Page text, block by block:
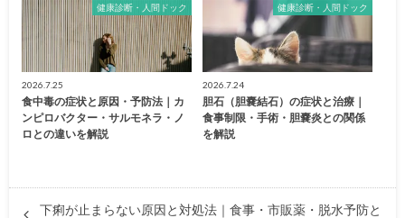
健康診断・人間ドック
2026.7.25
食中毒の症状と原因・予防法｜カ
ンピロバクター・サルモネラ・ノ
ロとの違いを解説
健康診断・人間ドック
2026.7.24
胆石（胆嚢結石）の症状と治療｜
食事制限・手術・胆嚢炎との関係
を解説
下痢が止まらない原因と対処法｜食事・市販薬・脱水予防と